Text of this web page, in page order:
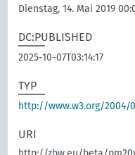
Dienstag, 14. Mai 2019
DC:PUBLISHED
2025-10-07T03:14:17
TYP
http://www.w3.org/2004/
URI